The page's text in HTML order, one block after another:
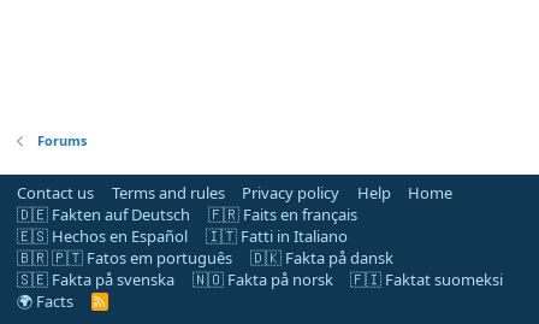
Forums
Contact us Terms and rules Privacy policy Help
Home
🇩🇪 Fakten auf Deutsch
🇫🇷 Faits en français
🇪🇸 Hechos en Español
🇮🇹 Fatti in Italiano
🇧🇷 🇵🇹 Fatos em português
🇩🇰 Fakta på dansk
🇸🇪 Fakta på svenska
🇳🇴 Fakta på norsk
🇫🇮 Faktat suomeksi
🌍 Facts
R